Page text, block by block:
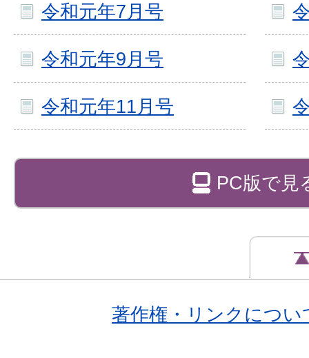
令和元年7月号
令和元年9月号
令和元年11月号
PC版で見
著作権・リンクについ